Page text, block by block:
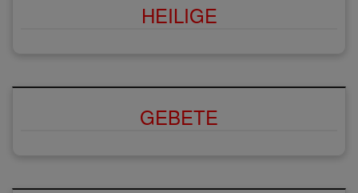
HEILIGE
GEBETE